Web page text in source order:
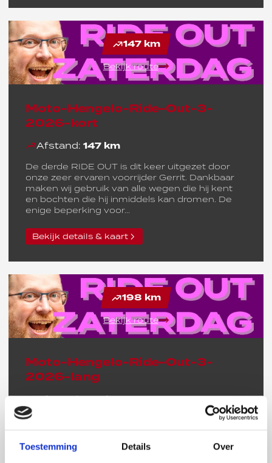
Toestemming Details Over
147 km
Bekijk route
Moto-Hengelo-Ride-Out-3-
2026-kort
Afstand: 147 km
De derde RIDE OUT is dit keer uitgezet door
onze zeer ervaren voorrijder Gerrit. Dankbaar
maken wij gebruik van alle wegen die hij kent
en bochten die hij inmiddels kan dromen. De
enige beperking voor...
Bekijk details & kaart
198 km
Bekijk route
Moto-Hengelo-Ride-Out-3-
2026-lang
Afstand:198 km
De derde RIDE OUT is dit keer uitgezet door
onze zeer ervaren voorrijder Gerrit. Dankbaar
maken wij gebruik van alle wegen die hij kent
en bochten die hij inmiddels kan dromen. De